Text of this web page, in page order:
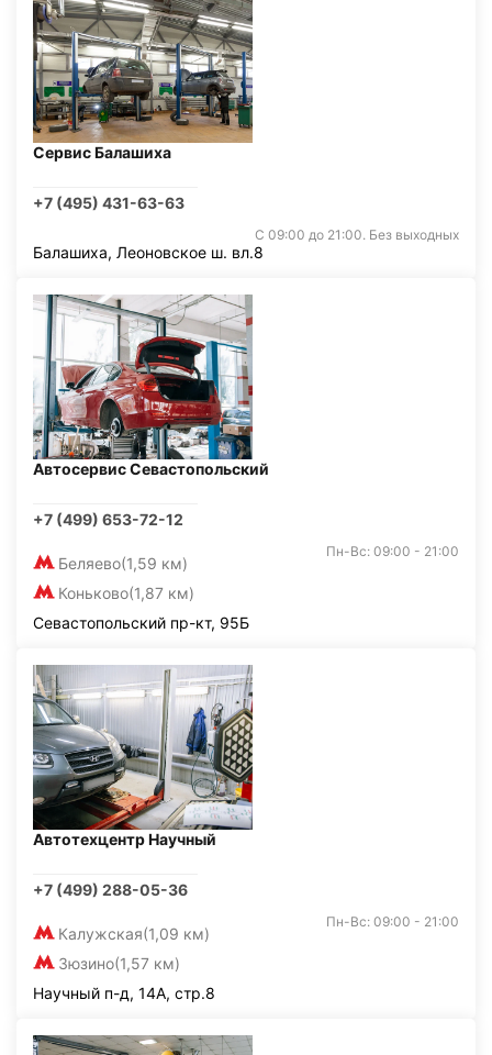
Сервис Балашиха
+7 (495) 431-63-63
С 09:00 до 21:00. Без выходных
Балашиха, Леоновское ш. вл.8
Автосервис Севастопольский
+7 (499) 653-72-12
Беляево(1,59 км)
Коньково(1,87 км)
Пн-Вс: 09:00 - 21:00
Севастопольский пр-кт, 95Б
Автотехцентр Научный
+7 (499) 288-05-36
Калужская(1,09 км)
Зюзино(1,57 км)
Пн-Вс: 09:00 - 21:00
Научный п-д, 14А, стр.8